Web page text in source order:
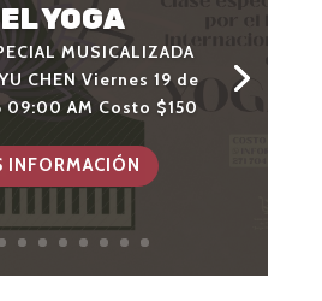
YOGA
MUSICALIZADA
CHEN Viernes 19 de
AM Costo $150
INFORMACIÓN
DE PIANO
18 de junio 2026
$100